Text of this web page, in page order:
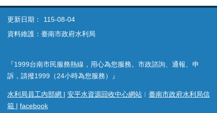
更新日期：
115-08-04
資料維護：臺南市政府水利局
『1999台南市民服務熱線，用心為您服務。市政諮詢、通報、申
訴，請撥1999（24小時為您服務）』
水利局員工內部網 | 安平水資源回收中心網站 ︱ 臺南市政府水利局信
箱 | facebook